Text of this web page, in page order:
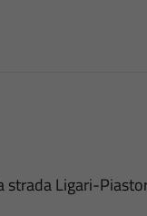
strada Ligari-